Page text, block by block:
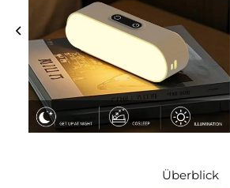
Überblick